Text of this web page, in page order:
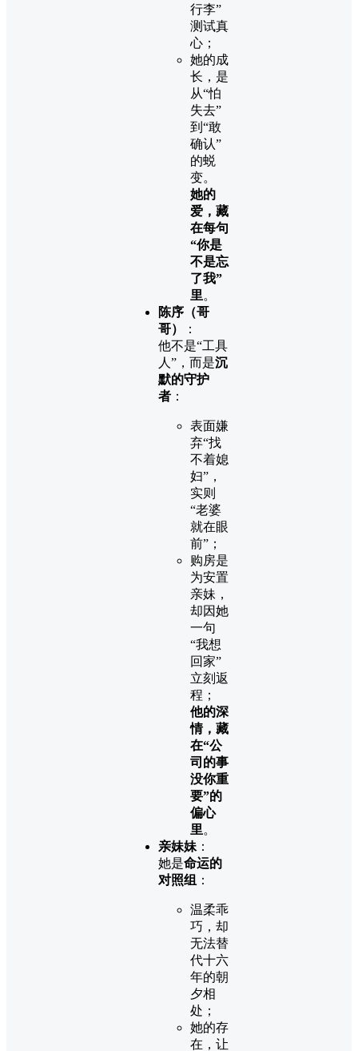
行李”
测试真
心；
她的成
长，是
从“怕
失去”
到“敢
确认”
的蜕
变。
她的
爱，藏
在每句
“你是
不是忘
了我”
里。
陈序（哥
哥）
：
他不是“工具
人”，而是沉
默的守护
者 ：
表面嫌
弃“找
不着媳
妇”，
实则
“老婆
就在眼
前”；
购房是
为安置
亲妹，
却因她
一句
“我想
回家”
立刻返
程；
他的深
情，藏
在“公
司的事
没你重
要”的
偏心
里。
亲妹妹 ：
她是命运的
对照组 ：
温柔乖
巧，却
无法替
代十六
年的朝
夕相
处；
她的存
在，让